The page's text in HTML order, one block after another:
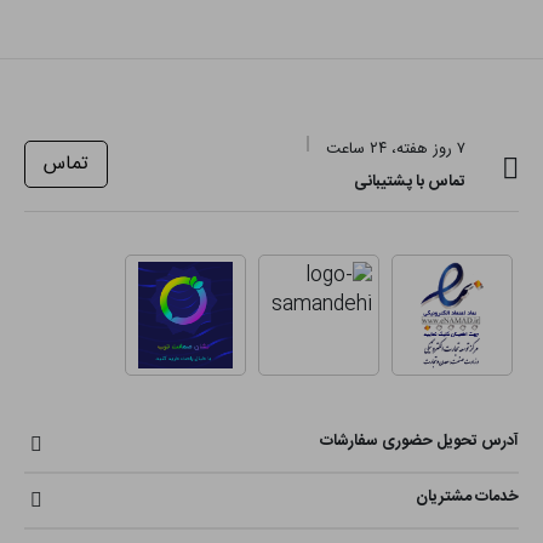
۷ روز هفته، ۲۴ ساعت
تماس با پشتیبانی
تماس
آدرس تحویل حضوری سفارشات
خدمات مشتریان